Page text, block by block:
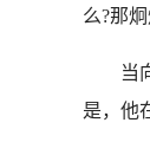
么?那
当向
是，他